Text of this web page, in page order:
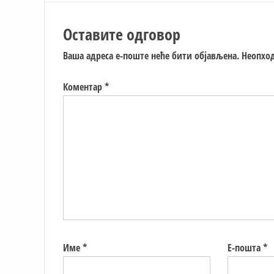
Оставите одговор
Ваша адреса е-поште неће бити објављена.
Коментар*
Име* Е-пошта*